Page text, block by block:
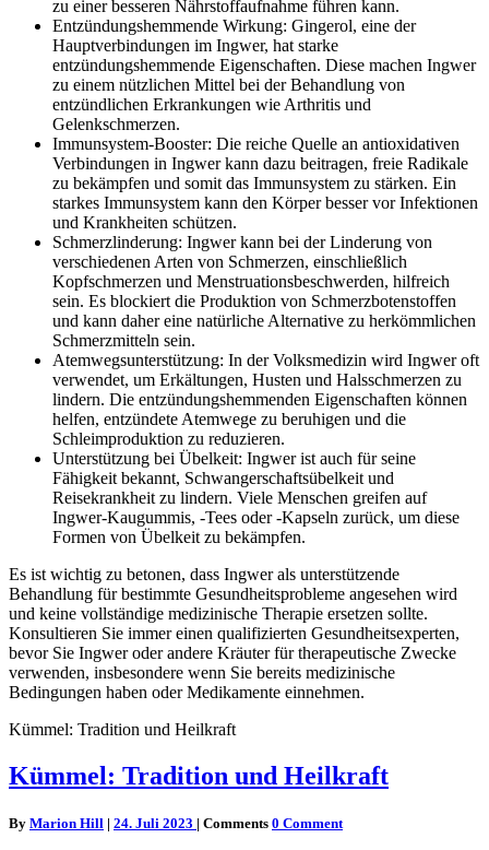
zu einer besseren Nährstoffaufnahme führen kann.
Entzündungshemmende Wirkung: Gingerol, eine der
Hauptverbindungen im Ingwer, hat starke
entzündungshemmende Eigenschaften. Diese machen Ingwer
zu einem nützlichen Mittel bei der Behandlung von
entzündlichen Erkrankungen wie Arthritis und
Gelenkschmerzen.
Immunsystem-Booster: Die reiche Quelle an antioxidativen
Verbindungen in Ingwer kann dazu beitragen, freie Radikale
zu bekämpfen und somit das Immunsystem zu stärken. Ein
starkes Immunsystem kann den Körper besser vor Infektionen
und Krankheiten schützen.
Schmerzlinderung: Ingwer kann bei der Linderung von
verschiedenen Arten von Schmerzen, einschließlich
Kopfschmerzen und Menstruationsbeschwerden, hilfreich
sein. Es blockiert die Produktion von Schmerzbotenstoffen
und kann daher eine natürliche Alternative zu herkömmlichen
Schmerzmitteln sein.
Atemwegsunterstützung: In der Volksmedizin wird Ingwer oft
verwendet, um Erkältungen, Husten und Halsschmerzen zu
lindern. Die entzündungshemmenden Eigenschaften können
helfen, entzündete Atemwege zu beruhigen und die
Schleimproduktion zu reduzieren.
Unterstützung bei Übelkeit: Ingwer ist auch für seine
Fähigkeit bekannt, Schwangerschaftsübelkeit und
Reisekrankheit zu lindern. Viele Menschen greifen auf
Ingwer-Kaugummis, -Tees oder -Kapseln zurück, um diese
Formen von Übelkeit zu bekämpfen.
Es ist wichtig zu betonen, dass Ingwer als unterstützende
Behandlung für bestimmte Gesundheitsprobleme angesehen wird
und keine vollständige medizinische Therapie ersetzen sollte.
Konsultieren Sie immer einen qualifizierten Gesundheitsexperten,
bevor Sie Ingwer oder andere Kräuter für therapeutische Zwecke
verwenden, insbesondere wenn Sie bereits medizinische
Bedingungen haben oder Medikamente einnehmen.
Kümmel: Tradition und Heilkraft
Kümmel: Tradition und Heilkraft
By Marion Hill | 24. Juli 2023 | Comments 0 Comment